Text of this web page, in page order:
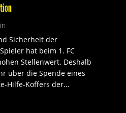
Sicherheit der
hat beim 1. FC
Stellenwert. Deshalb
über die Spende eines
Hilfe-Koffers der...